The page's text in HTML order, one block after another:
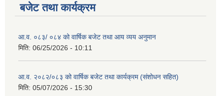
बजेट तथा कार्यक्रम
आ.व. ०८३/ ०८४ को वार्षिक बजेट तथा आय व्यय अनुमान
मिति: 06/25/2026 - 10:11
आ.व. २०८२/०८३ को वार्षिक बजेट तथा कार्यक्रम (संशोधन सहित)
मिति: 05/07/2026 - 15:30